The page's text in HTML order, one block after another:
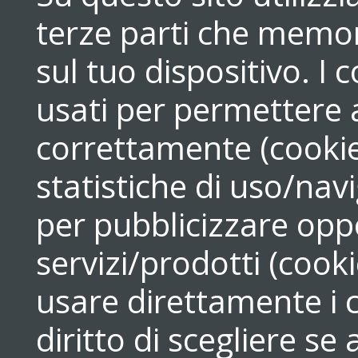
terze parti che
sul tuo dispositivo. I
usati per permettere
correttamente
statistiche di uso/
per pubblicizzare
servizi/prodotti
usare direttamente i
diritto di scegliere se